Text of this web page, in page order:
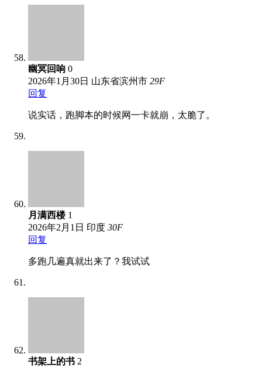
幽冥回响 0
2026年1月30日 山东省滨州市 29F
回复
说实话，跑脚本的时候网一卡就崩，太脆了。
月满西楼 1
2026年2月1日 印度 30F
回复
多跑几遍真就出来了？我试试
书架上的书 2